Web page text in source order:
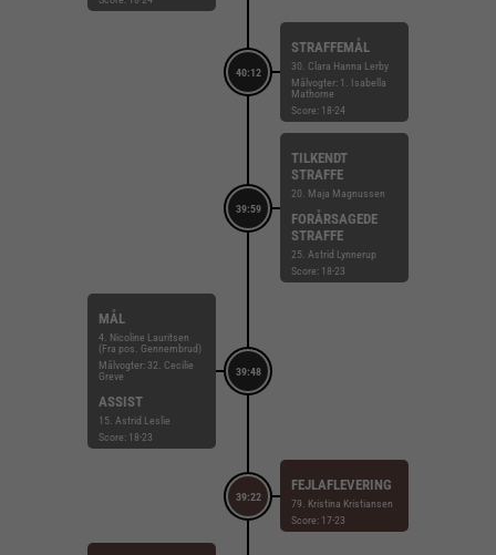
40:12
STRAFFEMÅL
30. Clara Hanna Lerby
Målvogter: 1. Isabella
Mathorne
Score: 18-24
39:59
TILKENDT
STRAFFE
20. Maja Magnussen
FORÅRSAGEDE
STRAFFE
25. Astrid Lynnerup
Score: 18-23
39:48
MÅL
4. Nicoline Lauritsen
(Fra pos. Gennembrud)
Målvogter: 32. Cecilie
Greve
ASSIST
15. Astrid Leslie
Score: 18-23
39:22
FEJLAFLEVERING
79. Kristina Kristiansen
Score: 17-23